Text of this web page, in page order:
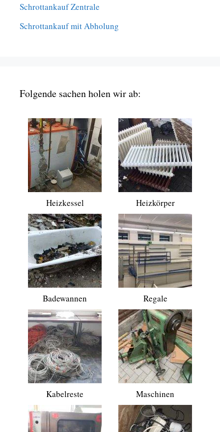
Schrottankauf Zentrale
Schrottankauf mit Abholung
Folgende sachen holen wir ab:
Heizkessel Heizkörper
Badewannen Regale
Kabelreste Maschinen